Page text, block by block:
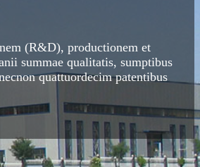
(R&D), productionem et
summae qualitatis, sumptibus
quattuordecim patentibus